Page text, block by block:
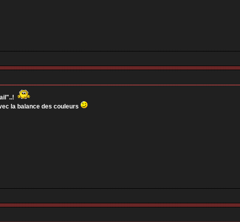
la balance des couleurs